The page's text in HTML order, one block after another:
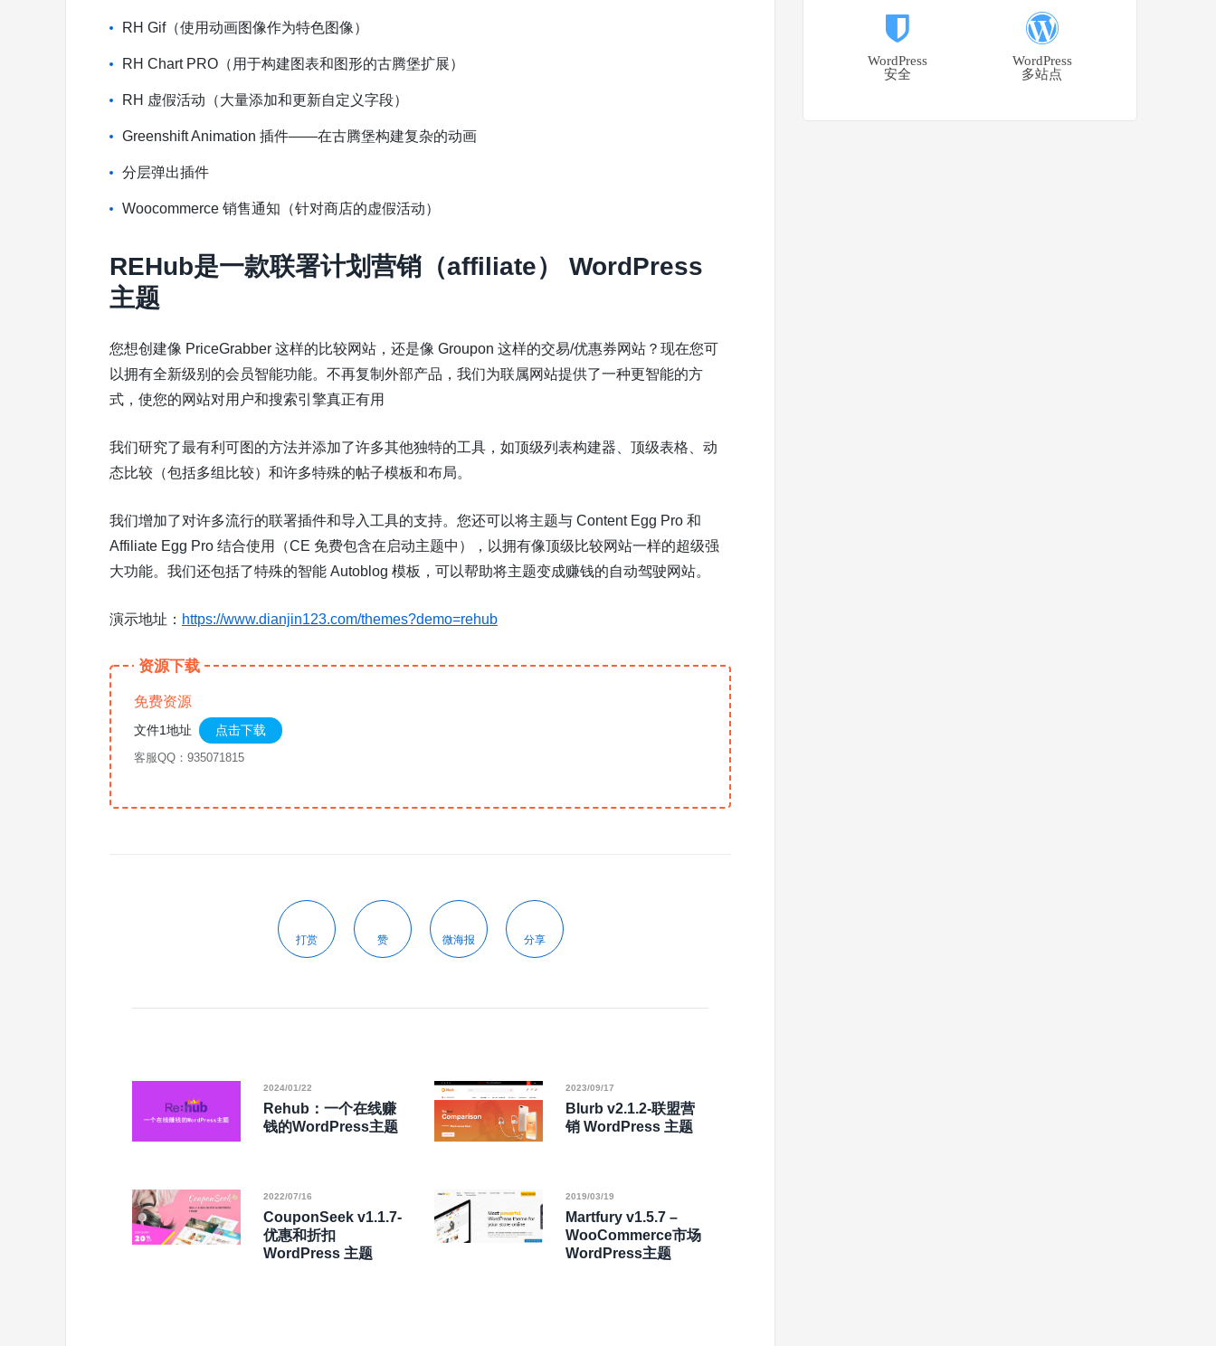
RH Gif（使用动画图像作为特色图像）
RH Chart PRO（用于构建图表和图形的古腾堡扩展）
RH 虚假活动（大量添加和更新自定义字段）
Greenshift Animation 插件——在古腾堡构建复杂的动画
分层弹出插件
Woocommerce 销售通知（针对商店的虚假活动）
REHub是一款联署计划营销（affiliate） WordPress
主题
您想创建像 PriceGrabber 这样的比较网站，还是像 Groupon 这样的交易/优惠券网站？现在您可
以拥有全新级别的会员智能功能。不再复制外部产品，我们为联属网站提供了一种更智能的方
式，使您的网站对用户和搜索引擎真正有用
我们研究了最有利可图的方法并添加了许多其他独特的工具，如顶级列表构建器、顶级表格、动
态比较（包括多组比较）和许多特殊的帖子模板和布局。
我们增加了对许多流行的联署插件和导入工具的支持。您还可以将主题与 Content Egg Pro 和
Affiliate Egg Pro 结合使用（CE 免费包含在启动主题中），以拥有像顶级比较网站一样的超级强
大功能。 我们还包括了特殊的智能 Autoblog 模板，可以帮助将主题变成赚钱的自动驾驶网站。
演示地址： https://www.dianjin123.com/themes?demo=rehub
资源下载
免费资源
文件1地址 点击下载
客服QQ：935071815
打赏 赞 微海报 分享
2024/01/22
Rehub：一个在线赚
钱的WordPress主题
2023/09/17
Blurb v2.1.2-联盟营
销 WordPress 主题
2022/07/16
CouponSeek v1.1.7-
优惠和折扣
WordPress 主题
2019/03/19
Martfury v1.5.7 –
WooCommerce市场
WordPress主题
WordPress
安全
WordPress
多站点